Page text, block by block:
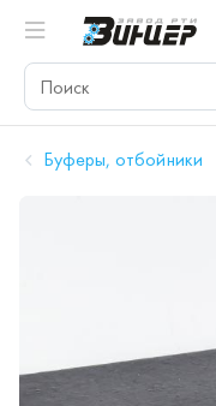
Буферы, отбойники